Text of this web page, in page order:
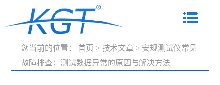
您当前的位置： 首页 > 技术文章 > 安规测试仪常见
故障排查：测试数据异常的原因与解决方法